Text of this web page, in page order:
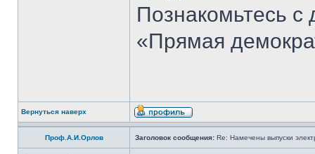
Познакомьтесь
«Прямая
Вернуться наверх
Проф.А.И.Орлов Заголовок сообщения: Re: Намечены выпуски